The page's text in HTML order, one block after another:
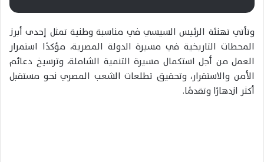
وتأتي تهنئة الرئيس السيسي في مناسبة وطنية تمثل إحدى أبرز
المحطات التاريخية في مسيرة الدولة المصرية، مؤكدًا استمرار
العمل من أجل استكمال مسيرة التنمية الشاملة، وترسيخ دعائم
الأمن والاستقرار، وتحقيق تطلعات الشعب المصري نحو مستقبل
أكثر ازدهارًا وتقدمًا.